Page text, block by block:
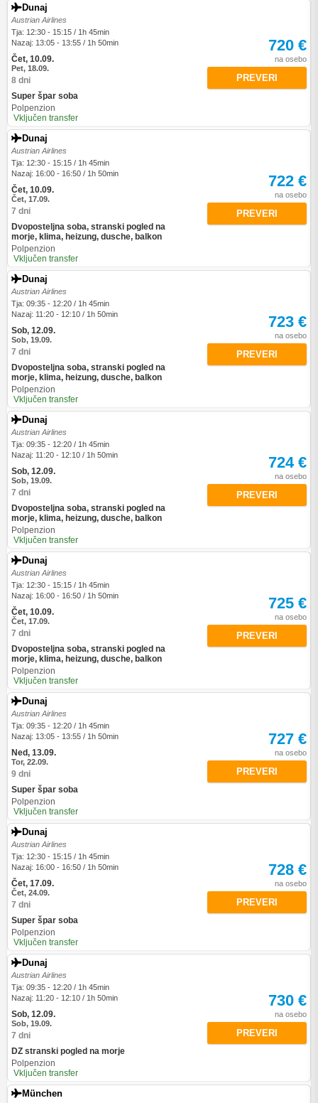
Dunaj
Austrian Airlines
Tja: 12:30 - 15:15 / 1h 45min
Nazaj: 13:05 - 13:55 / 1h 50min
Čet, 10.09.
Pet, 18.09.
8 dni
Super špar soba
Polpenzion
Vključen transfer
720 €
na osebo
PREVERI
Dunaj
Austrian Airlines
Tja: 12:30 - 15:15 / 1h 45min
Nazaj: 16:00 - 16:50 / 1h 50min
Čet, 10.09.
Čet, 17.09.
7 dni
Dvoposteljna soba, stranski pogled na
morje, klima, heizung, dusche, balkon
Polpenzion
Vključen transfer
722 €
na osebo
PREVERI
Dunaj
Austrian Airlines
Tja: 09:35 - 12:20 / 1h 45min
Nazaj: 11:20 - 12:10 / 1h 50min
Sob, 12.09.
Sob, 19.09.
7 dni
Dvoposteljna soba, stranski pogled na
morje, klima, heizung, dusche, balkon
Polpenzion
Vključen transfer
723 €
na osebo
PREVERI
Dunaj
Austrian Airlines
Tja: 09:35 - 12:20 / 1h 45min
Nazaj: 11:20 - 12:10 / 1h 50min
Sob, 12.09.
Sob, 19.09.
7 dni
Dvoposteljna soba, stranski pogled na
morje, klima, heizung, dusche, balkon
Polpenzion
Vključen transfer
724 €
na osebo
PREVERI
Dunaj
Austrian Airlines
Tja: 12:30 - 15:15 / 1h 45min
Nazaj: 16:00 - 16:50 / 1h 50min
Čet, 10.09.
Čet, 17.09.
7 dni
Dvoposteljna soba, stranski pogled na
morje, klima, heizung, dusche, balkon
Polpenzion
Vključen transfer
725 €
na osebo
PREVERI
Dunaj
Austrian Airlines
Tja: 09:35 - 12:20 / 1h 45min
Nazaj: 13:05 - 13:55 / 1h 50min
Ned, 13.09.
Tor, 22.09.
9 dni
Super špar soba
Polpenzion
Vključen transfer
727 €
na osebo
PREVERI
Dunaj
Austrian Airlines
Tja: 12:30 - 15:15 / 1h 45min
Nazaj: 16:00 - 16:50 / 1h 50min
Čet, 17.09.
Čet, 24.09.
7 dni
Super špar soba
Polpenzion
Vključen transfer
728 €
na osebo
PREVERI
Dunaj
Austrian Airlines
Tja: 09:35 - 12:20 / 1h 45min
Nazaj: 11:20 - 12:10 / 1h 50min
Sob, 12.09.
Sob, 19.09.
7 dni
DZ stranski pogled na morje
Polpenzion
Vključen transfer
730 €
na osebo
PREVERI
München